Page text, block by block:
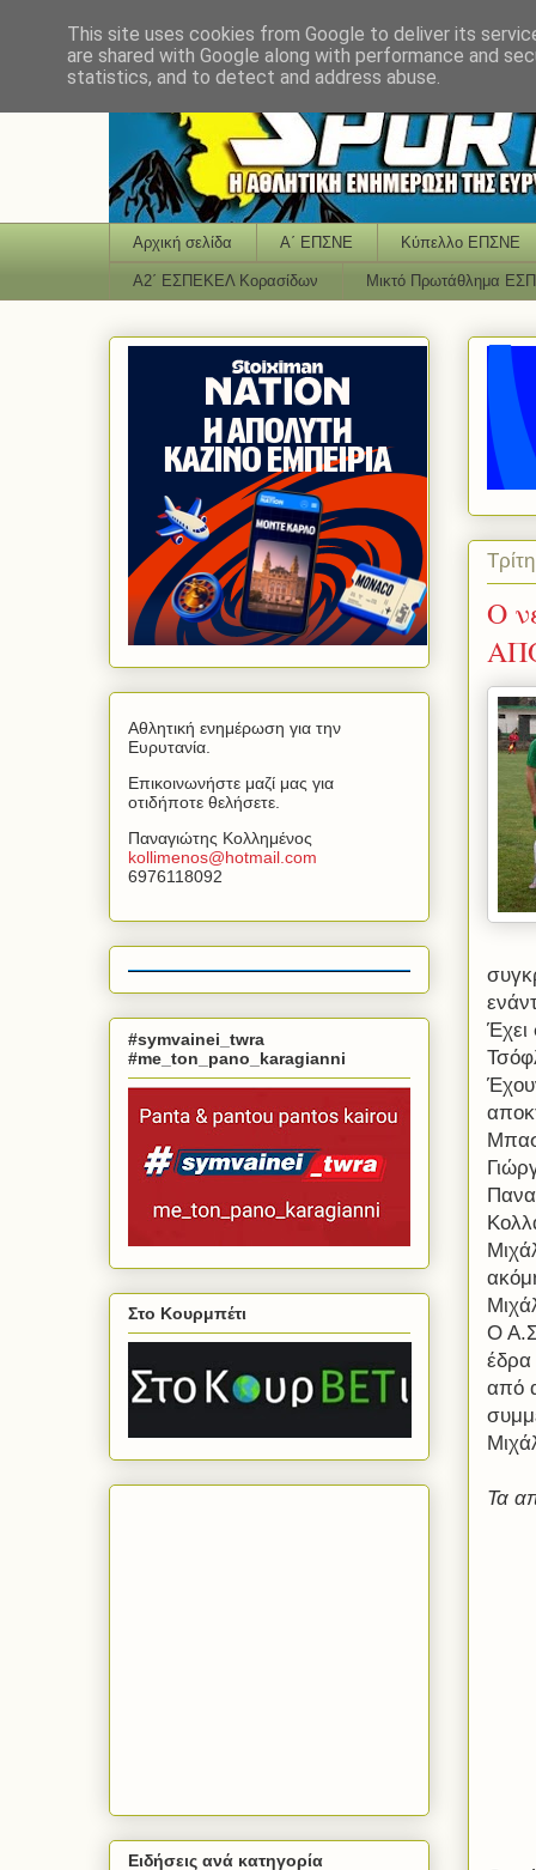
Αρχική σελίδα Α΄ ΕΠΣΝΕ Κύπελλο ΕΠΣΝΕ
Α2΄ ΕΣΠΕΚΕΛ Κορασίδων Μικτό Πρωτάθλημα
Ο
Έχει
Ο
έδρα
από
Τα
Αθλητική ενημέρωση για την
Ευρυτανία.
Επικοινωνήστε μαζί μας για
οτιδήποτε θελήσετε.
Παναγιώτης Κολλημένος
kollimenos@hotmail com
6976118092
#symvainei_twra
#me_ton_pano_karagianni
Στο Κουρμπέτι
Ειδήσεις ανά κατηγορία
This site uses cookies from Google to deliver its
are shared with Google along with performance and
statistics, and to detect and address abuse.